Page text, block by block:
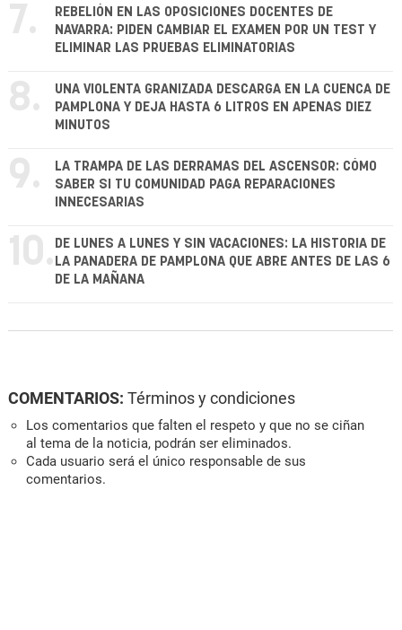
7.
REBELIÓN EN LAS OPOSICIONES DOCENTES DE
NAVARRA: PIDEN CAMBIAR EL EXAMEN POR UN TEST Y
ELIMINAR LAS PRUEBAS ELIMINATORIAS
8.
UNA VIOLENTA GRANIZADA DESCARGA EN LA CUENCA DE
PAMPLONA Y DEJA HASTA 6 LITROS EN APENAS DIEZ
MINUTOS
9.
LA TRAMPA DE LAS DERRAMAS DEL ASCENSOR: CÓMO
SABER SI TU COMUNIDAD PAGA REPARACIONES
INNECESARIAS
10. DE LUNES A LUNES Y SIN VACACIONES: LA HISTORIA DE
LA PANADERA DE PAMPLONA QUE ABRE ANTES DE LAS 6
DE LA MAÑANA
COMENTARIOS: Términos y condiciones
Los comentarios que falten el respeto y que no se ciñan
al tema de la noticia, podrán ser eliminados.
Cada usuario será el único responsable de sus
comentarios.